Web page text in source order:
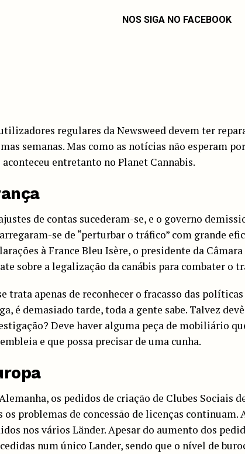
NOS SIGA NO FACEBOOK
regulares da Newsweed devem ter
semanas. Mas como as notícias não esperam
aconteceu entretanto no Planet Cannabis.
de contas sucederam-se, e o governo
se de “perturbar o tráfico” com grande
à France Bleu Isère, o presidente da
sobre a legalização da canábis para combater o
trata apenas de reconhecer o fracasso das
é demasiado tarde, toda a gente sabe. Talvez
Deve haver alguma peça de mobiliário
e que possa precisar de uma cunha.
os pedidos de criação de Clubes Sociais
os problemas de concessão de licenças continuam.
nos vários Länder. Apesar do aumento dos
num único Lander, sendo que o nível de